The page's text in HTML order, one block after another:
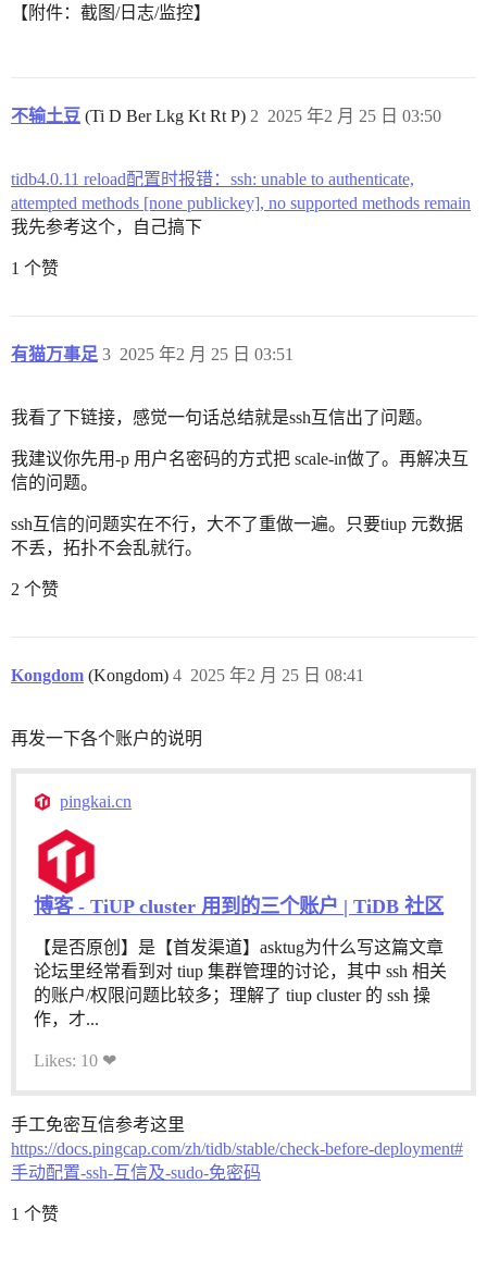
【附件：截图/日志/监控】
不输土豆 (Ti D Ber Lkg Kt Rt P) 2025 年2 月 25 日 03:50
2
tidb4.0.11 reload配置时报错：ssh: unable to authenticate,
attempted methods [none publickey], no supported methods remain
我先参考这个，自己搞下
1 个赞
有猫万事足 2025 年2 月 25 日 03:51
3
我看了下链接，感觉一句话总结就是ssh互信出了问题。
我建议你先用-p 用户名密码的方式把 scale-in做了。再解决互
信的问题。
ssh互信的问题实在不行，大不了重做一遍。只要tiup 元数据
不丢，拓扑不会乱就行。
2 个赞
Kongdom (Kongdom) 2025 年2 月 25 日 08:41
4
再发一下各个账户的说明
pingkai.cn
博客 - TiUP cluster 用到的三个账户 | TiDB 社区
【是否原创】是【首发渠道】asktug为什么写这篇文章
论坛里经常看到对 tiup 集群管理的讨论，其中 ssh 相关
的账户/权限问题比较多；理解了 tiup cluster 的 ssh 操
作，才...
Likes: 10 ❤
手工免密互信参考这里
https://docs.pingcap.com/zh/tidb/stable/check-before-deployment#
手动配置-ssh-互信及-sudo-免密码
1 个赞